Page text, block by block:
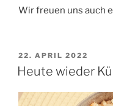
Wir freuen uns auch
VERÖFFENTLICHT
AM
22. APRIL 2022
Heute wieder